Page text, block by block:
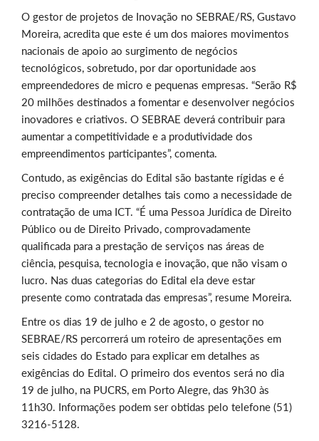
O gestor de projetos de Inovação no SEBRAE/RS, Gustavo
Moreira, acredita que este é um dos maiores movimentos
nacionais de apoio ao surgimento de negócios
tecnológicos, sobretudo, por dar oportunidade aos
empreendedores de micro e pequenas empresas. “Serão R$
20 milhões destinados a fomentar e desenvolver negócios
inovadores e criativos. O SEBRAE deverá contribuir para
aumentar a competitividade e a produtividade dos
empreendimentos participantes”, comenta.
Contudo, as exigências do Edital são bastante rígidas e é
preciso compreender detalhes tais como a necessidade de
contratação de uma ICT. “É uma Pessoa Jurídica de Direito
Público ou de Direito Privado, comprovadamente
qualificada para a prestação de serviços nas áreas de
ciência, pesquisa, tecnologia e inovação, que não visam o
lucro. Nas duas categorias do Edital ela deve estar
presente como contratada das empresas”, resume Moreira.
Entre os dias 19 de julho e 2 de agosto, o gestor no
SEBRAE/RS percorrerá um roteiro de apresentações em
seis cidades do Estado para explicar em detalhes as
exigências do Edital. O primeiro dos eventos será no dia
19 de julho, na PUCRS, em Porto Alegre, das 9h30 às
11h30. Informações podem ser obtidas pelo telefone (51)
3216-5128.